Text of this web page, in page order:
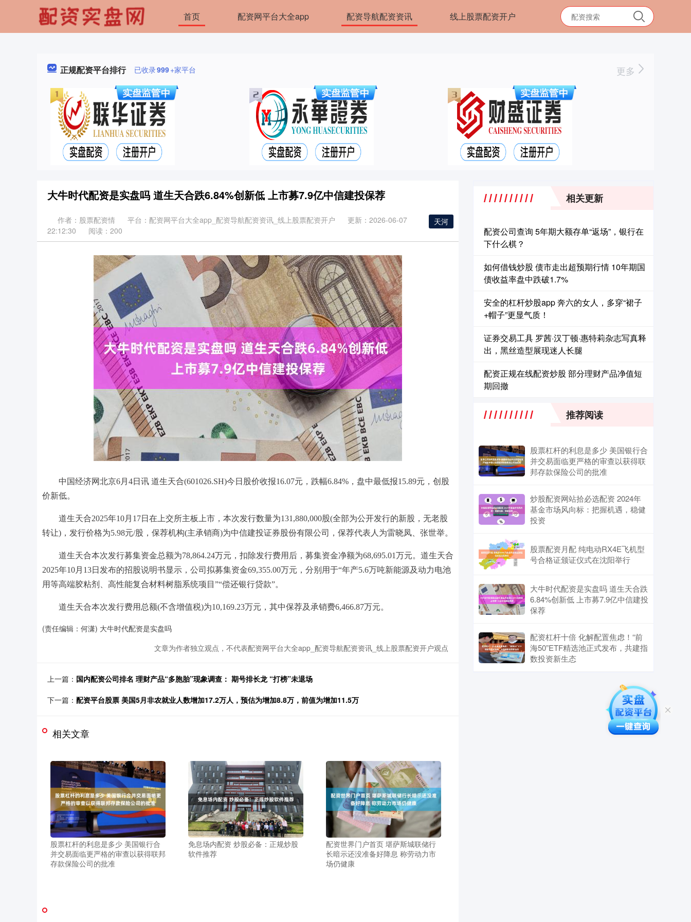
首页 配资网平台大全app 配资导航配资资讯 线上股票配资开户
正规配资平台排行 已收录999+家平台 更多
大牛时代配资是实盘吗 道生天合跌6.84%创新低 上市募7.9亿中信建投保荐
天河
作者：股票配资情 平台：配资网平台大全app_配资导航配资资讯_线上股票配资开户
更新：2026-06-07
22:12:30
阅读：200
中国经济网北京6月4日讯 道生天合(601026.SH)今日股价收报16.07元，跌幅6.84%，盘中最低报15.89元，创股
价新低。
道生天合2025年10月17日在上交所主板上市，本次发行数量为131,880,000股(全部为公开发行的新股，无老股
转让)，发行价格为5.98元/股，保荐机构(主承销商)为中信建投证券股份有限公司，保荐代表人为雷晓凤、张世举。
道生天合本次发行募集资金总额为78,864.24万元，扣除发行费用后，募集资金净额为68,695.01万元。道生天合
2025年10月13日发布的招股说明书显示，公司拟募集资金69,355.00万元，分别用于“年产5.6万吨新能源及动力电池
用等高端胶粘剂、高性能复合材料树脂系统项目”“偿还银行贷款”。
道生天合本次发行费用总额(不含增值税)为10,169.23万元，其中保荐及承销费6,466.87万元。
(责任编辑：何潇) 大牛时代配资是实盘吗
文章为作者独立观点，不代表配资网平台大全app_配资导航配资资讯_线上股票配资开户观点
上一篇： 国内配资公司排名 理财产品“多胞胎”现象调查： 期号排长龙 “打榜”未退场
下一篇： 配资平台股票 美国5月非农就业人数增加17.2万人，预估为增加8.8万，前值为增加11.5万
相关文章
股票杠杆的利息是多少 美国银行合
并交易面临更严格的审查以获得联邦
存款保险公司的批准
免息场内配资 炒股必备：正规炒股
软件推荐
配资世界门户首页 堪萨斯城联储行
长暗示还没准备好降息 称劳动力市
场仍健康
相关更新
配资公司查询 5年期大额存单“返场”，银行在
下什么棋？
如何借钱炒股 债市走出超预期行情 10年期国
债收益率盘中跌破1.7%
安全的杠杆炒股app 奔六的女人，多穿“裙子
+帽子”更显气质！
证券交易工具 罗茜·汉丁顿·惠特莉杂志写真释
出，黑丝造型展现迷人长腿
配资正规在线配资炒股 ​部分理财产品净值短
期回撤
推荐阅读
股票杠杆的利息是多少 美国银行合
并交易面临更严格的审查以获得联
邦存款保险公司的批准
炒股配资网站拾必选配资 2024年
基金市场风向标：把握机遇，稳健
投资
股票配资月配 纯电动RX4E飞机型
号合格证颁证仪式在沈阳举行
大牛时代配资是实盘吗 道生天合跌
6.84%创新低 上市募7.9亿中信建投
保荐
配资杠杆十倍 化解配置焦虑！“前
海50”ETF精选池正式发布，共建指
数投资新生态